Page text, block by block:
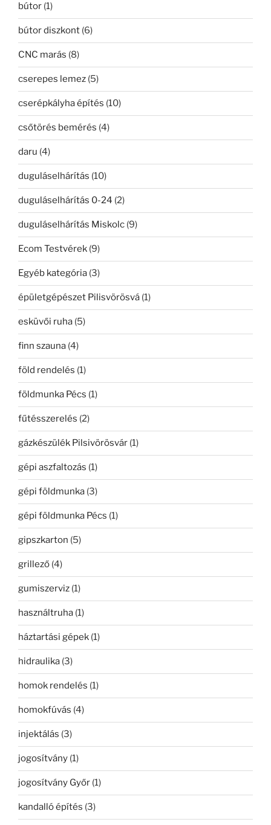
bútor (1)
bútor diszkont (6)
CNC marás (8)
cserepes lemez (5)
cserépkályha építés (10)
csőtörés bemérés (4)
daru (4)
duguláselhárítás (10)
duguláselhárítás 0-24 (2)
duguláselhárítás Miskolc (9)
Ecom Testvérek (9)
Egyéb kategória (3)
épületgépészet Pilisvörösvá (1)
esküvői ruha (5)
finn szauna (4)
föld rendelés (1)
földmunka Pécs (1)
fűtésszerelés (2)
gázkészülék Pilsivörösvár (1)
gépi aszfaltozás (1)
gépi földmunka (3)
gépi földmunka Pécs (1)
gipszkarton (5)
grillező (4)
gumiszerviz (1)
használtruha (1)
háztartási gépek (1)
hidraulika (3)
homok rendelés (1)
homokfúvás (4)
injektálás (3)
jogosítvány (1)
jogosítvány Győr (1)
kandalló építés (3)